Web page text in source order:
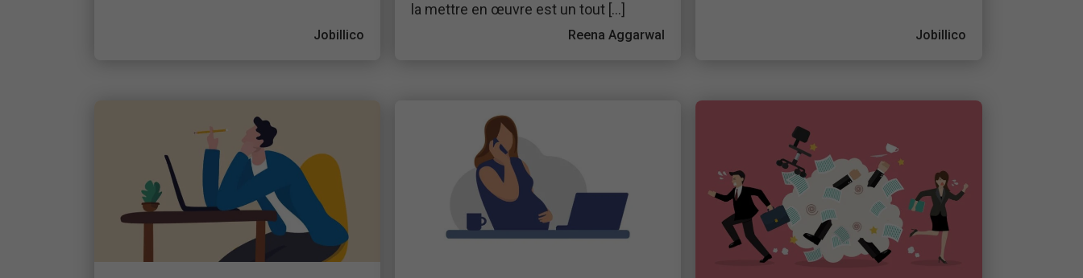
Jobillico
la mettre en œuvre est un tout […]
Reena Aggarwal Jobillico